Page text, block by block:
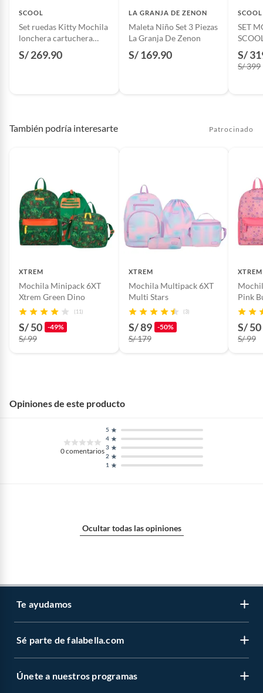
SCOOL
Set ruedas Kitty Mochila
lonchera cartuchera
tomatodo y taper
S/ 269.90
LA GRANJA DE ZENON
Maleta Niño Set 3 Piezas
La Granja De Zenon
S/ 169.90
SCOOL
SET
KITTY
S/
S/ 399
También podría interesarte Patrocinado
XTREM
Mochila Minipack 6XT
Xtrem Green Dino
(11)
S/ 50 -49%
S/ 99
XTREM
Mochila Multipack 6XT
Multi Stars
(3)
S/ 89 -50%
S/ 179
XTREM
Pink
S/ 50
S/ 99
Opiniones de este producto
0comentarios
1
2
3
4
5
Ocultar todas las opiniones
Te ayudamos
Atención por WhatsApp
Sé parte de falabella.com
Trabaja con nosotros
Únete a nuestros programas